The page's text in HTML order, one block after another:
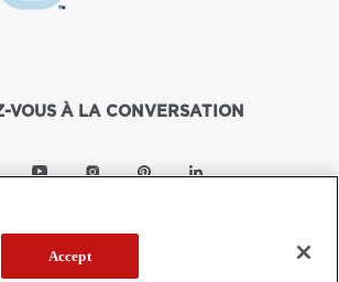
VOUS À LA CONVERSATION
Accept